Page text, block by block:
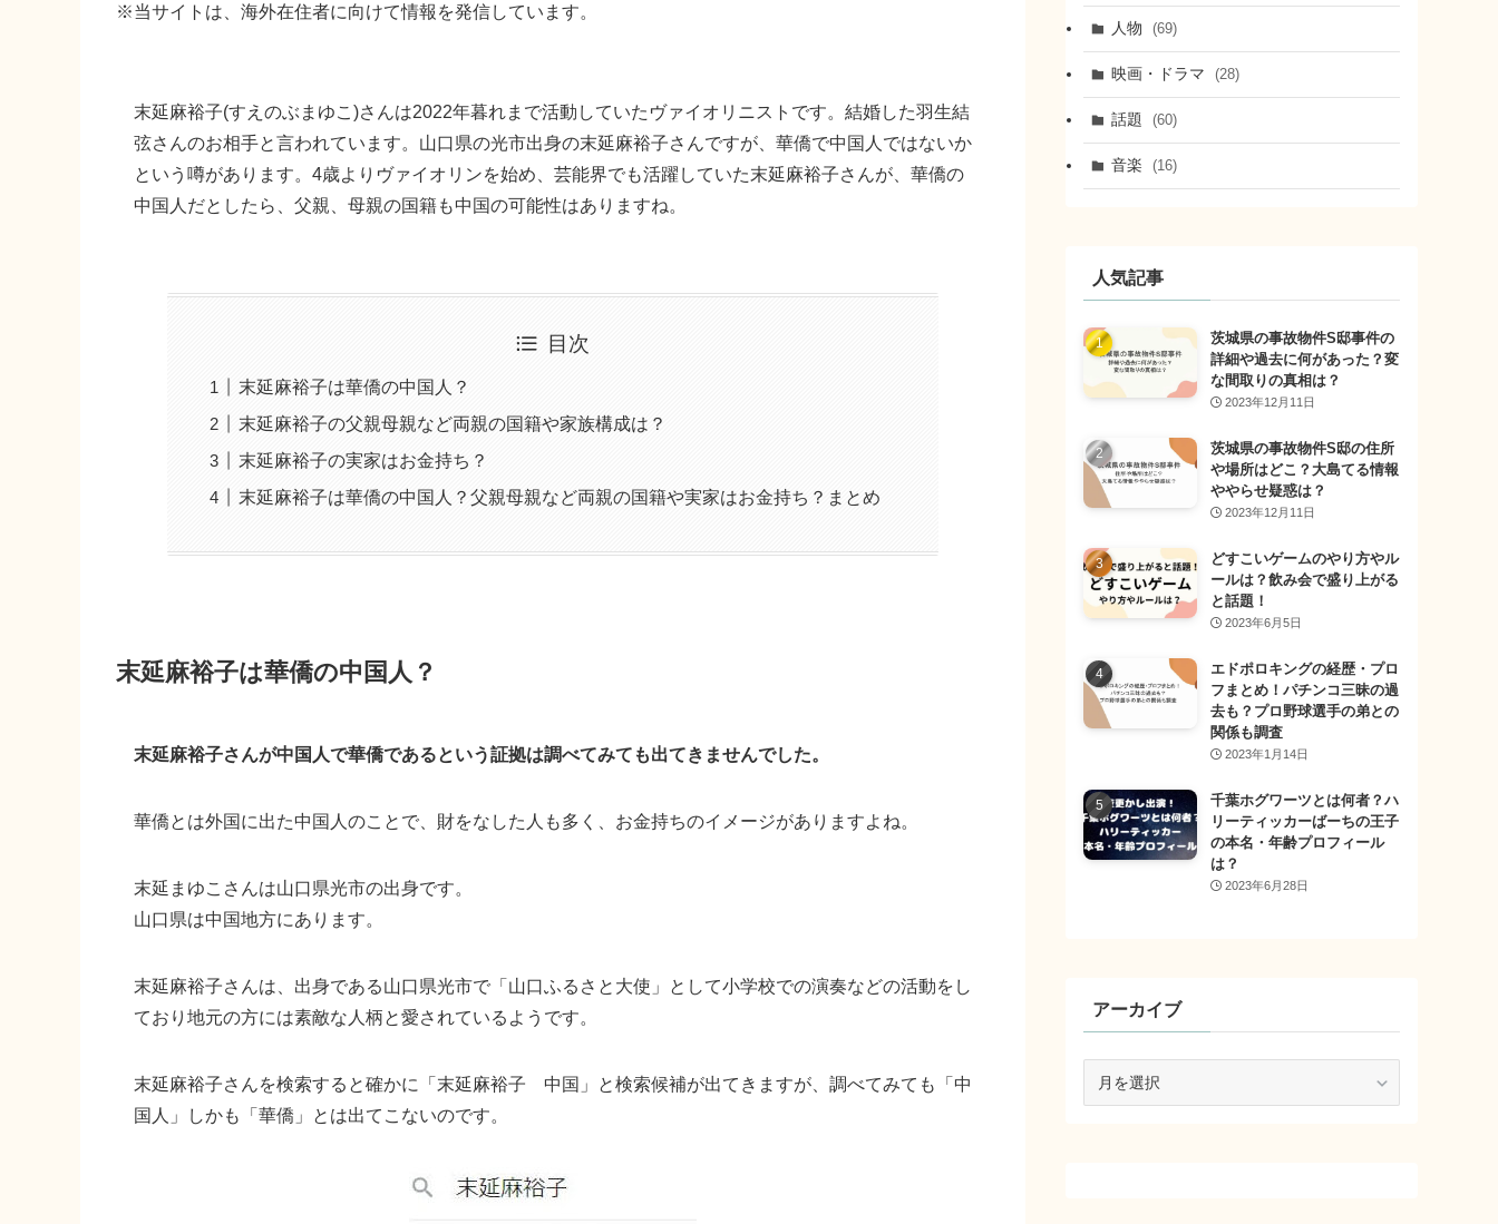
※当サイトは、海外在住者に向けて情報を発信しています。
末延麻裕子(すえのぶまゆこ)さんは2022年暮れまで活動していたヴァイオリニストです。結婚した羽生結
弦さんのお相手と言われています。山口県の光市出身の末延麻裕子さんですが、華僑で中国人ではないか
という噂があります。4歳よりヴァイオリンを始め、芸能界でも活躍していた末延麻裕子さんが、華僑の
中国人だとしたら、父親、母親の国籍も中国の可能性はありますね。
目次
末延麻裕子は華僑の中国人？
末延麻裕子の父親母親など両親の国籍や家族構成は？
末延麻裕子の実家はお金持ち？
末延麻裕子は華僑の中国人？父親母親など両親の国籍や実家はお金持ち？まとめ
末延麻裕子は華僑の中国人？
末延麻裕子さんが中国人で華僑であるという証拠は調べてみても出てきませんでした。
華僑とは外国に出た中国人のことで、財をなした人も多く、お金持ちのイメージがありますよね。
末延まゆこさんは山口県光市の出身です。
山口県は中国地方にあります。
末延麻裕子さんは、出身である山口県光市で「山口ふるさと大使」として小学校での演奏などの活動をし
ており地元の方には素敵な人柄と愛されているようです。
末延麻裕子さんを検索すると確かに「末延麻裕子 中国」と検索候補が出てきますが、調べてみても「中
国人」しかも「華僑」とは出てこないのです。
人物 (69)
映画・ドラマ (28)
話題 (60)
音楽 (16)
人気記事
茨城県の事故物件S邸事件の
詳細や過去に何があった？変
な間取りの真相は？
2023年12月11日
茨城県の事故物件S邸の住所
や場所はどこ？大島てる情報
ややらせ疑惑は？
2023年12月11日
どすこいゲームのやり方やル
ールは？飲み会で盛り上がる
と話題！
2023年6月5日
エドポロキングの経歴・プロ
フまとめ！パチンコ三昧の過
去も？プロ野球選手の弟との
関係も調査
2023年1月14日
千葉ホグワーツとは何者？ハ
リーティッカーばーちの王子
の本名・年齢プロフィール
は？
2023年6月28日
アーカイブ